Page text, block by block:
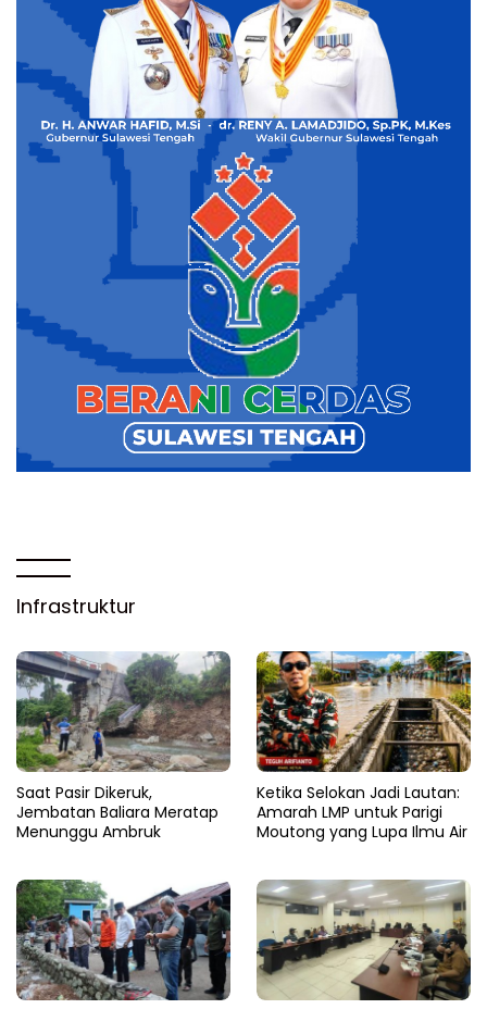
Infrastruktur
Saat Pasir Dikeruk,
Jembatan Baliara Meratap
Menunggu Ambruk
Ketika Selokan Jadi Lautan:
Amarah LMP untuk Parigi
Moutong yang Lupa Ilmu Air